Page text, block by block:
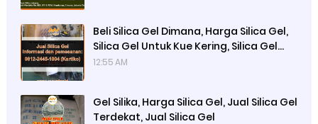
Beli Silica Gel Dimana, Harga Silica Gel,
Silica Gel Untuk Kue Kering, Silica Gel
Untuk Makanan
12:55 AM
Gel Silika, Harga Silica Gel, Jual Silica Gel
Terdekat, Jual Silica Gel